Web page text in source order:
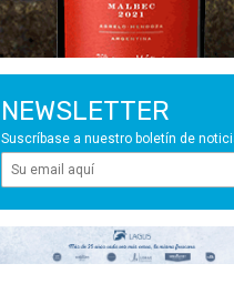
NEWSLETTER
Suscríbase a nuestro boletín de